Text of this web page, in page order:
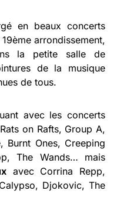
en beaux concerts
arrondissement,
la petite salle de
de la musique
de tous.
avec les concerts
on Rafts, Group A,
Burnt Ones, Creeping
The Wands… mais
avec Corrina Repp,
Djokovic, The